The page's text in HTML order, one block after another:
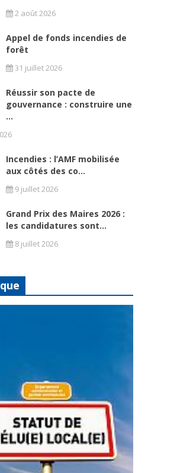
2 août 2026
Appel de fonds incendies de
forêt
31 juillet 2026
Réussir son pacte de
gouvernance : construire une
...
Incendies : l’AMF mobilisée
aux côtés des co...
9 juillet 2026
Grand Prix des Maires 2026 :
les candidatures sont...
8 juillet 2026